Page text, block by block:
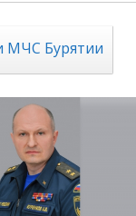
МЧС Бурятии